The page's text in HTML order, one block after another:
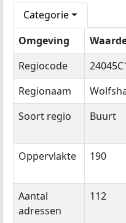
Categorie
Omgeving
Regiocode
Regionaam
Soort regio
Buurt
Oppervlakte 190
Aantal
adressen
112